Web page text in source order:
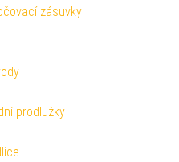
zásuvky
prodlužky